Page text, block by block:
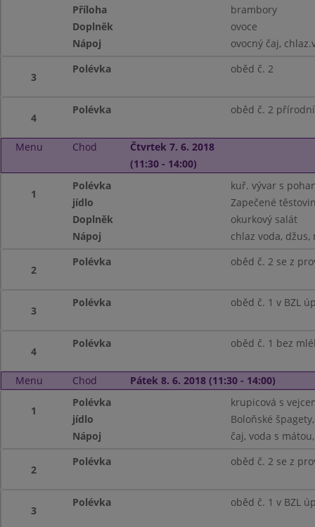
Příloha
brambory
Doplněk
ovoce
Nápoj
ovocný čaj,
3
Polévka oběd č. 2
4
Polévka oběd č. 2
Menu Chod
Čtvrtek 7. 6. 2018
(11:30 - 14:00)
1
Polévka
kuř. vývar s
jídlo
Zapečené
Doplněk
okurkový salát
Nápoj
chlaz voda, džus,
2
Polévka oběd č. 2 se z
3
Polévka oběd č. 1 v BZL
4
Polévka oběd č. 1 bez
Menu Chod Pátek 8. 6. 2018 (11:30 - 14:00)
1
Polévka
krupicová s
jídlo
Boloňské
Nápoj
čaj, voda s
2
Polévka oběd č. 2 se z
3
Polévka oběd č. 1 v BZL